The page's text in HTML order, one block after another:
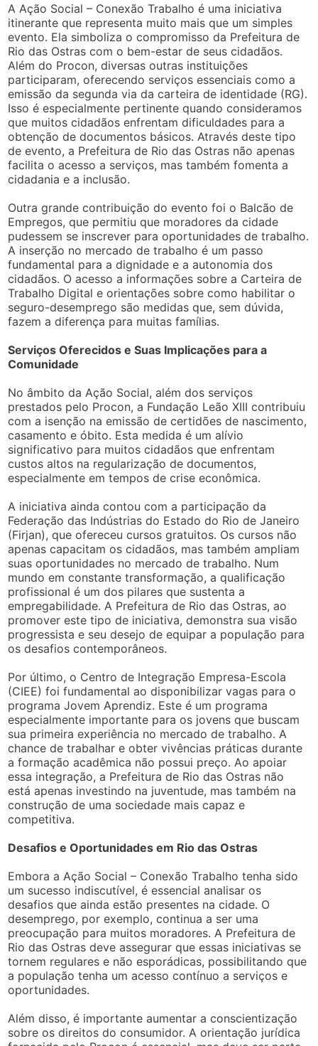
A Ação Social – Conexão Trabalho é uma iniciativa
itinerante que representa muito mais que um simples
evento. Ela simboliza o compromisso da Prefeitura de
Rio das Ostras com o bem-estar de seus cidadãos.
Além do Procon, diversas outras instituições
participaram, oferecendo serviços essenciais como a
emissão da segunda via da carteira de identidade (RG).
Isso é especialmente pertinente quando consideramos
que muitos cidadãos enfrentam dificuldades para a
obtenção de documentos básicos. Através deste tipo
de evento, a Prefeitura de Rio das Ostras não apenas
facilita o acesso a serviços, mas também fomenta a
cidadania e a inclusão.
Outra grande contribuição do evento foi o Balcão de
Empregos, que permitiu que moradores da cidade
pudessem se inscrever para oportunidades de trabalho.
A inserção no mercado de trabalho é um passo
fundamental para a dignidade e a autonomia dos
cidadãos. O acesso a informações sobre a Carteira de
Trabalho Digital e orientações sobre como habilitar o
seguro-desemprego são medidas que, sem dúvida,
fazem a diferença para muitas famílias.
Serviços Oferecidos e Suas Implicações para a
Comunidade
No âmbito da Ação Social, além dos serviços
prestados pelo Procon, a Fundação Leão XIII contribuiu
com a isenção na emissão de certidões de nascimento,
casamento e óbito. Esta medida é um alívio
significativo para muitos cidadãos que enfrentam
custos altos na regularização de documentos,
especialmente em tempos de crise econômica.
A iniciativa ainda contou com a participação da
Federação das Indústrias do Estado do Rio de Janeiro
(Firjan), que ofereceu cursos gratuitos. Os cursos não
apenas capacitam os cidadãos, mas também ampliam
suas oportunidades no mercado de trabalho. Num
mundo em constante transformação, a qualificação
profissional é um dos pilares que sustenta a
empregabilidade. A Prefeitura de Rio das Ostras, ao
promover este tipo de iniciativa, demonstra sua visão
progressista e seu desejo de equipar a população para
os desafios contemporâneos.
Por último, o Centro de Integração Empresa-Escola
(CIEE) foi fundamental ao disponibilizar vagas para o
programa Jovem Aprendiz. Este é um programa
especialmente importante para os jovens que buscam
sua primeira experiência no mercado de trabalho. A
chance de trabalhar e obter vivências práticas durante
a formação acadêmica não possui preço. Ao apoiar
essa integração, a Prefeitura de Rio das Ostras não
está apenas investindo na juventude, mas também na
construção de uma sociedade mais capaz e
competitiva.
Desafios e Oportunidades em Rio das Ostras
Embora a Ação Social – Conexão Trabalho tenha sido
um sucesso indiscutível, é essencial analisar os
desafios que ainda estão presentes na cidade. O
desemprego, por exemplo, continua a ser uma
preocupação para muitos moradores. A Prefeitura de
Rio das Ostras deve assegurar que essas iniciativas se
tornem regulares e não esporádicas, possibilitando que
a população tenha um acesso contínuo a serviços e
oportunidades.
Além disso, é importante aumentar a conscientização
sobre os direitos do consumidor. A orientação jurídica